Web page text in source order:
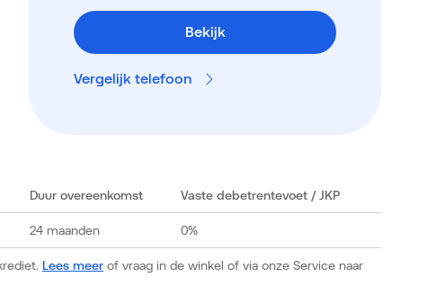
Bekijk
Vergelijk telefoon
Duur overeenkomst Vaste debetrentevoet / JKP
Lees meer of vraag in de winkel of via onze Service naar
24 maanden 0%